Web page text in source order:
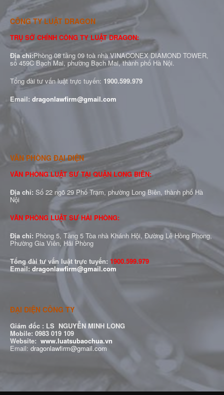
CÔNG TY LUẬT DRAGON
TRỤ SỞ CHÍNH CÔNG TY LUẬT DRAGON:
Địa chỉ:Phòng 08 tầng 09 toà nhà VINACONEX DIAMOND TOWER,
số 459C Bạch Mai, phường Bạch Mai, thành phố Hà Nội.
Tổng đài tư vấn luật trực tuyến: 1900.599.979
Email: dragonlawfirm@gmail.com
VĂN PHÒNG ĐẠI DIỆN
VĂN PHÒNG LUẬT SƯ TẠI QUẬN LONG BIÊN:
Địa chỉ: Số 22 ngõ 29 Phố Trạm, phường Long Biên, thành phố Hà
Nội
VĂN PHÒNG LUẬT SƯ HẢI PHÒNG:
Địa chỉ: Phòng 5, Tầng 5 Tòa nhà Khánh Hội, Đường Lê Hồng Phong,
Phường Gia Viên, Hải Phòng
Tổng đài tư vấn luật trực tuyến: 1900.599.979
Email: dragonlawfirm@gmail.com
ĐẠI DIỆN CÔNG TY
Giám đốc : LS NGUYỄN MINH LONG
Mobile: 0983 019 109
Website: www.luatsubaochua.vn
Email: dragonlawfirm@gmail.com